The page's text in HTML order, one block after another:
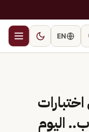
EN
اختبارات
اليوم